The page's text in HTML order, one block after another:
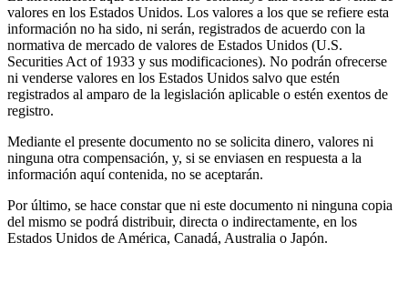
valores en los Estados Unidos. Los valores a los que se refiere esta
información no ha sido, ni serán, registrados de acuerdo con la
normativa de mercado de valores de Estados Unidos (U.S.
Securities Act of 1933 y sus modificaciones). No podrán ofrecerse
ni venderse valores en los Estados Unidos salvo que estén
registrados al amparo de la legislación aplicable o estén exentos de
registro.
Mediante el presente documento no se solicita dinero, valores ni
ninguna otra compensación, y, si se enviasen en respuesta a la
información aquí contenida, no se aceptarán.
Por último, se hace constar que ni este documento ni ninguna copia
del mismo se podrá distribuir, directa o indirectamente, en los
Estados Unidos de América, Canadá, Australia o Japón.